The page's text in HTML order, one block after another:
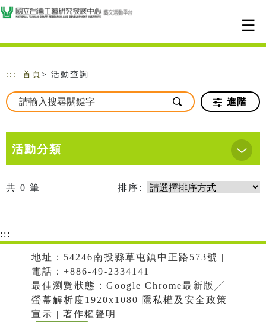
跳到主要內容
網站導覽
::: 首頁 > 活動查詢
進階
活動分類
共 0 筆 排序:
:::
地址：54246南投縣草屯鎮中正路573號 |
電話：+886-49-2334141
最佳瀏覽狀態：Google Chrome最新版╱
螢幕解析度1920x1080 隱私權及安全政策
宣示 | 著作權聲明